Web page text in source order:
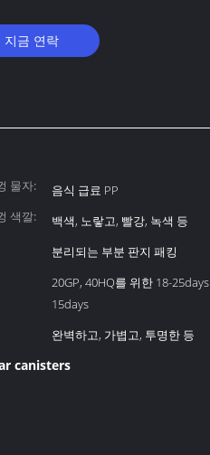
지금 연락
물자:
음식 급료 PP
색깔:
백색, 노랗고, 빨강, 녹색 등
분리되는 부분 판지 패킹
20GP, 40HQ를 위한 18-
15days
완벽하고, 가볍고, 투명한 등
canisters